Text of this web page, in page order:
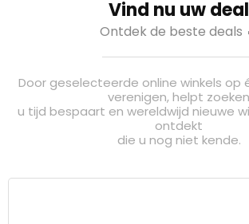
Vind nu uw deal
Ontdek de beste deals
Door geselecteerde online winkels
verenigen, helpt zoeken
u tijd bespaart en wereldwijd nieuwe
ontdekt
die u nog niet kende.